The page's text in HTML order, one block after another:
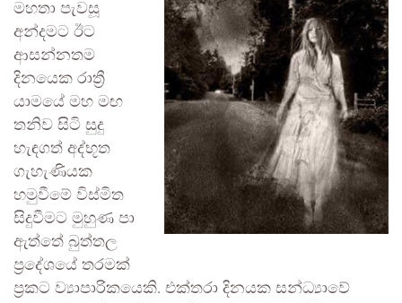
මහතා පැවසූ
අන්දමට ඊට
ආසන්නතම
දිනයෙක රාත්‍රී
යාමයේ මහ මඟ
තනිව සිටි සුදු
හැඳගත් අද්භූත
ගැහැණියක
හමුවීමේ විස්මිත
සිදුවීමට මුහුණ පා
ඇත්තේ බුත්තල
ප්‍රදේශයේ තරමක්
ප්‍රකට ව්‍යාපාරිකයෙකි. එක්තරා දිනයක සන්ධ්‍යාවේ